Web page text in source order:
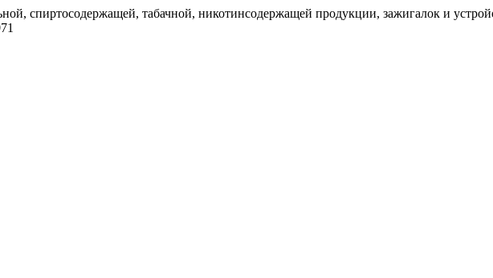
спиртосодержащей, табачной, никотинсодержащей продукции, зажигалок и